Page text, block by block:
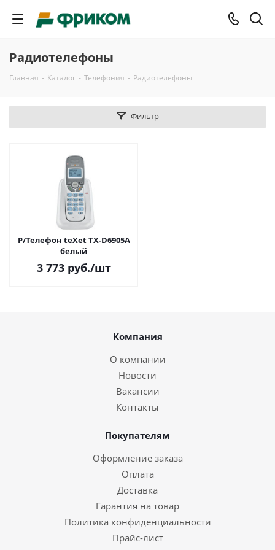
Радиотелефоны
Главная - Каталог - Телефония - Радиотелефоны
Фильтр
Р/Телефон teXet TX-D6905А
белый
3 773руб./шт
Компания
О компании
Новости
Вакансии
Контакты
Покупателям
Оформление заказа
Оплата
Доставка
Гарантия на товар
Политика конфиденциальности
Прайс-лист